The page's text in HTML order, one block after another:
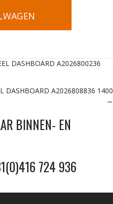
DASHBOARD A2026800236
DASHBOARD A2026808836 1400
→
BINNEN- EN
724 936